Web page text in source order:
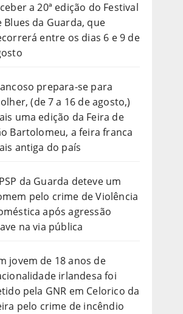
a 20ª edição do Festival
Blues da Guarda, que
entre os dias 6 e 9 de
prepara-se para
(de 7 a 16 de agosto,)
uma edição da Feira de
Bartolomeu, a feira franca
antiga do país
da Guarda deteve um
pelo crime de Violência
após agressão
na via pública
jovem de 18 anos de
irlandesa foi
pela GNR em Celorico da
pelo crime de incêndio